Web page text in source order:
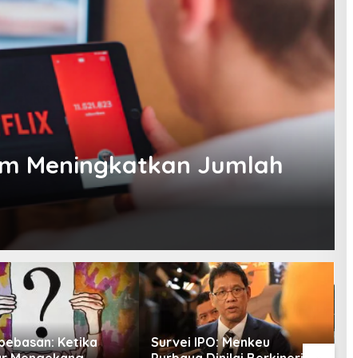
Meningkatkan Jumlah
Menkeu
BGN Buka PO Box